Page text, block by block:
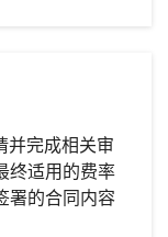
并完成相关审
终适用的费率
署的合同内容